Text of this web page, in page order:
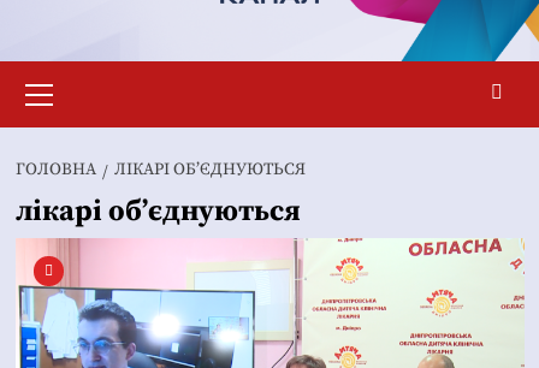
меню
ГОЛОВНА ЛІКАРІ ОБ’ЄДНУЮТЬСЯ
лікарі об’єднуються